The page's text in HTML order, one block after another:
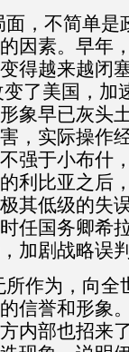
面，不简单
因素。早年
得越来越闭
了美国，加
象早已灰头
，实际操作
强于小布什
利比亚之后
其低级的失
任国务卿希
加剧战略误判
所作为，向
信誉和形象
内部也招来